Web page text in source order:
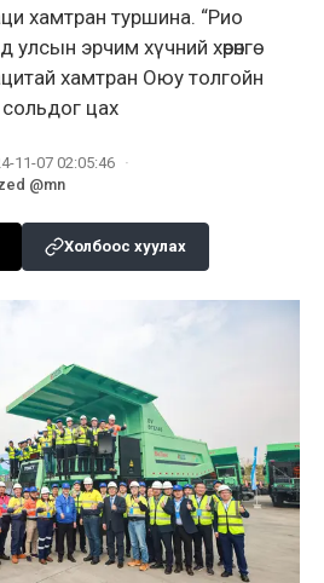
хамтран туршина. “Рио
эрчим хүчний хөрөнгө
хамтран Оюу толгойн
цах
11-07 02:05:46 ·
@mn
Холбоос хуулах